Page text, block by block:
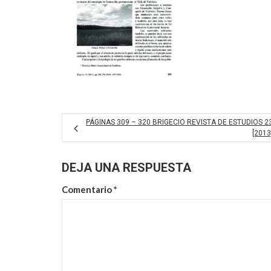
PÁGINAS 309 – 320 BRIGECIO REVISTA DE ESTUDIOS
[2013]
DEJA UNA RESPUESTA
Comentario*